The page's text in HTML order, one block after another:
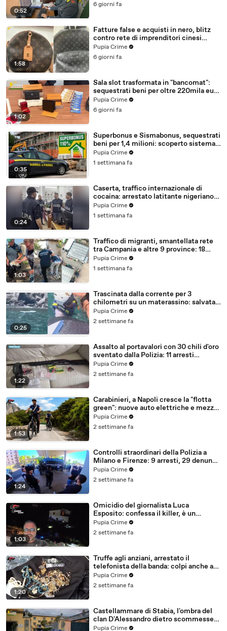
0:52
6 giorni fa
1:58
Fatture false e acquisti in nero, blitz
contro rete di imprenditori cinesi
sequestri per 8,5 milioni (29.07.26)
Pupia Crime
6 giorni fa
1:02
Sala slot trasformata in "bancomat":
sequestrati beni per oltre 220mila euro
a due coniugi (29.07.26)
Pupia Crime
6 giorni fa
0:35
Superbonus e Sismabonus, sequestrati
beni per 1,4 milioni: scoperto sistema
con false abitazioni (29.07.26)
Pupia Crime
1 settimana fa
0:24
Caserta, traffico internazionale di
cocaina: arrestato latitante nigeriano
ricercato dal 2019 (28.07.26)
Pupia Crime
1 settimana fa
1:03
Traffico di migranti, smantellata rete
tra Campania e altre 9 province: 18
arresti (27.07.26)
Pupia Crime
1 settimana fa
0:25
Trascinata dalla corrente per 3
chilometri su un materassino: salvata
dalla Polizia (25.07.26)
Pupia Crime
2 settimane fa
1:22
Assalto al portavalori con 30 chili d'oro
sventato dalla Polizia: 11 arresti
(25.07.26)
Pupia Crime
2 settimane fa
1:53
Carabinieri, a Napoli cresce la "flotta
green": nuove auto elettriche e mezzi
sostenibili anche sulle isole (25.07.26)
Pupia Crime
2 settimane fa
1:24
Controlli straordinari della Polizia a
Milano e Firenze: 9 arresti, 29 denunce
e oltre 7mila persone identificate
(25.07.26)
Pupia Crime
2 settimane fa
1:03
Omicidio del giornalista Luca
Esposito: confessa il killer, è un
26enne tunisino (25.07.26)
Pupia Crime
2 settimane fa
1:20
Truffe agli anziani, arrestato il
telefonista della banda: colpi anche ad
Aversa, oltre 300mila euro il bottino
stimato (24.07.26)
Pupia Crime
2 settimane fa
Castellammare di Stabia, l'ombra del
clan D'Alessandro dietro scommesse
illegali: 5 arresti (24.07.26)
Pupia Crime